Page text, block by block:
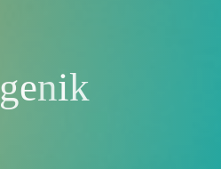
genik